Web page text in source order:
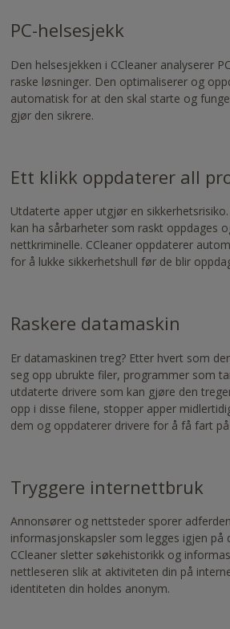
-PC-helsesjekk
Den helsesjekken i CCleaner analyserer
raske løsninger. Den optimaliserer og
automatisk for at den skal starte og
gjør den sikrere.
Ett klikk oppdaterer all
Utdaterte apper utgjør en
kan ha sårbarheter som raskt oppdages
nettkriminelle. CCleaner oppdaterer
for å lukke sikkerhetshull før de blir
Raskere datamaskin
Er datamaskinen treg? Etter hvert som
seg opp ubrukte filer, programmer som
utdaterte drivere som kan gjøre den
opp i disse filene, stopper apper
dem og oppdaterer drivere for å få fart på
Tryggere internettbruk
Annonsører og nettsteder sporer
informasjonskapsler som legges igjen på
CCleaner sletter søkehistorikk og
nettleseren slik at aktiviteten din på
identiteten din holdes anonym.